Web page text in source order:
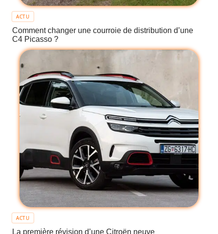
ACTU
Comment changer une courroie de distribution d’une
C4 Picasso ?
ACTU
La première révision d’une Citroën neuve